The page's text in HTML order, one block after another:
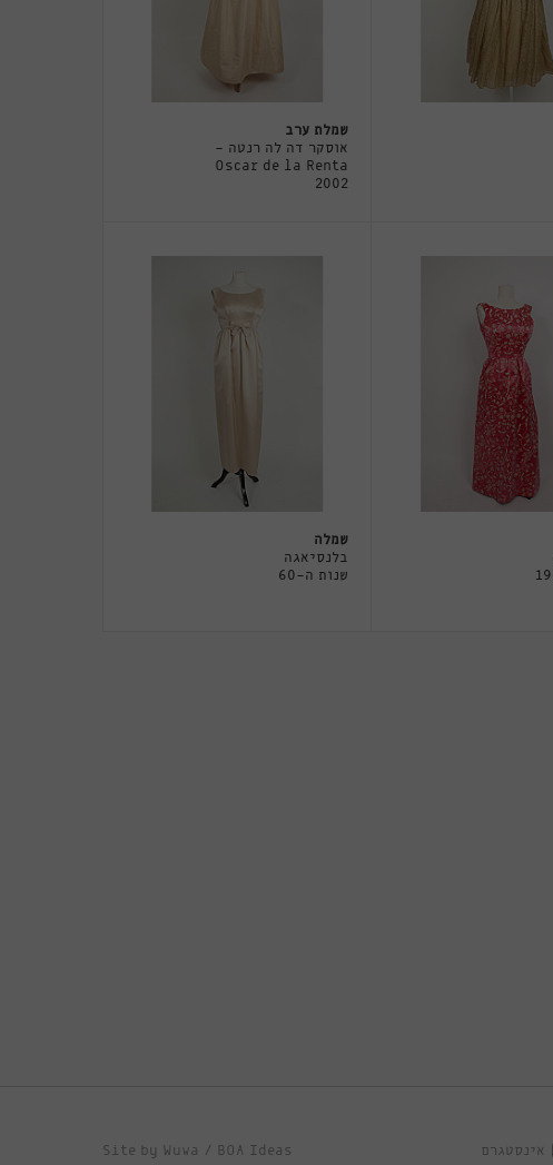
שמלת ערב
אוסקר דה לה רנטה -
Oscar de la Renta
2002
שמלה
בלנסיאגה
שנות ה-60
אינסטגרם Site by Wuwa / BOA Ideas